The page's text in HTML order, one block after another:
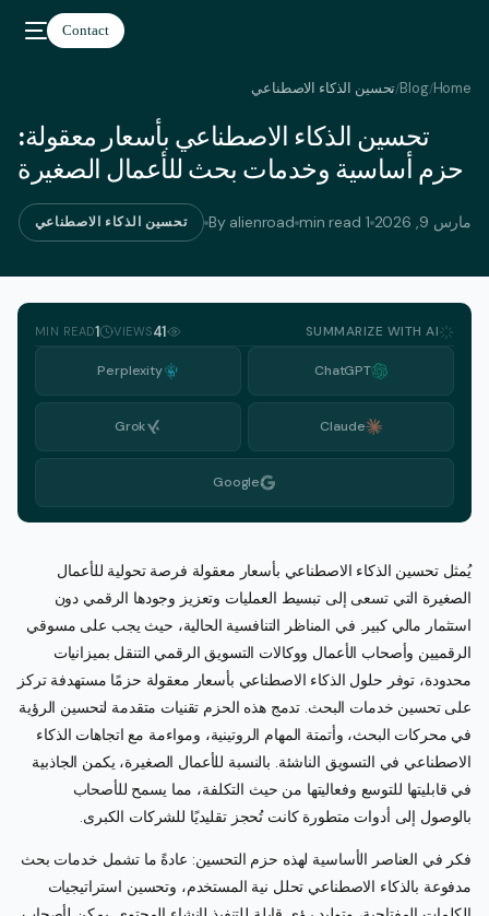
Contact
Home
/
Blog
/تحسين الذكاء الاصطناعي
تحسين الذكاء الاصطناعي بأسعار معقولة:
حزم أساسية وخدمات بحث للأعمال الصغيرة
مارس 9, 2026 1 min read
By alienroad تحسين الذكاء الاصطناعي
SUMMARIZE WITH AI
41
VIEWS
1
MIN READ
ChatGPT
Perplexity
Claude
Grok
Google
يُمثل تحسين الذكاء الاصطناعي بأسعار معقولة فرصة تحولية للأعمال
الصغيرة التي تسعى إلى تبسيط العمليات وتعزيز وجودها الرقمي دون
استثمار مالي كبير. في المناظر التنافسية الحالية، حيث يجب على مسوقي
الرقميين وأصحاب الأعمال ووكالات التسويق الرقمي التنقل بميزانيات
محدودة، توفر حلول الذكاء الاصطناعي بأسعار معقولة حزمًا مستهدفة تركز
على تحسين خدمات البحث. تدمج هذه الحزم تقنيات متقدمة لتحسين الرؤية
في محركات البحث، وأتمتة المهام الروتينية، ومواءمة مع اتجاهات الذكاء
الاصطناعي في التسويق الناشئة. بالنسبة للأعمال الصغيرة، يكمن الجاذبية
في قابليتها للتوسع وفعاليتها من حيث التكلفة، مما يسمح للأصحاب
بالوصول إلى أدوات متطورة كانت تُحجز تقليديًا للشركات الكبرى.
فكر في العناصر الأساسية لهذه حزم التحسين: عادةً ما تشمل خدمات بحث
مدفوعة بالذكاء الاصطناعي تحلل نية المستخدم، وتحسين استراتيجيات
العربية